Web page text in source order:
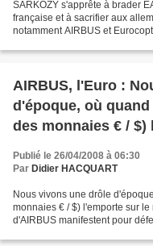
SARKOZY s'apprête à brader
française et à sacrifier aux
notamment AIRBUS et
AIRBUS, l'Euro :
d'époque, où
des monnaies € /
Publié le 26/04/2008 à 06:30
Par Didier HACQUART
Nous vivons une drôle
monnaies € / $) l'emporte sur
d'AIRBUS manifestent pour